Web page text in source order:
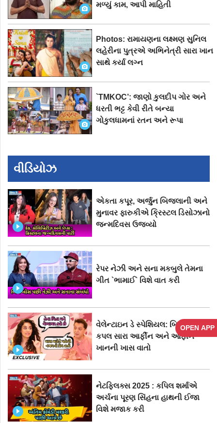
OPEN APP
મળ્યું કામ, આપી માહિતી
Photos: રામાયણના લક્ષ્મણ સુનિલ
લહેરીના પુત્રએ અભિનેત્રી સારા ખાન
સાથે કર્યા લગ્ન
`TMKOC’: જાણો કુલદીપ ગોર અને
ધરતી ભટ્ટ કેવી રીતે બન્યા
ગોકુલધામનાં રતન અને રૂપા
વીડિયોઝ
એકતા કપૂર, અર્જુન બિજલાની અને
મુનાવર ફારુકીએ ક્રિસ્ટલ ડિસોઝાનો
જન્મદિવસ ઉજવ્યો
રેપર નેઝી અને સના મકબુલે તેમના
ગીત `ભામાઈ` વિશે વાત કરી
વેલેન્ટાઇન ડે સ્પેશિયલ: બિગ બોસ ૧૮
કપલ સારા આર્ફીન અને આર્ફીન
ખાનની ખાસ વાતો
નેટફ્લિક્સ 2025 : કપિલ શર્માએ
અર્ચના પૂરણ સિંહના હાથની ઈજા
વિશે મજાક કરી